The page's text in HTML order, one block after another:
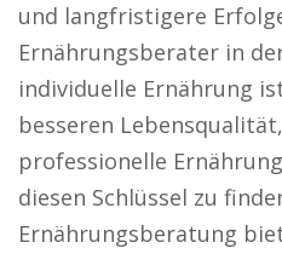
und langfristigere
Ernährungsberater in
individuelle Ernährung
besseren
professionelle
diesen Schlüssel zu
Ernährungsberatung